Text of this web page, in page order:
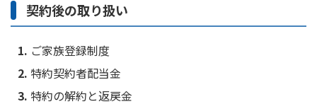
契約後の取り扱い
ご家族登録制度
特約契約者配当金
特約の解約と返戻金